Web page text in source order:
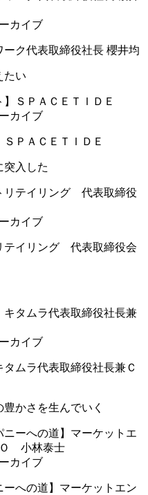
カイブ
ーク代表取締役社長 櫻井均
たい
カイブ
ＳＰＡＣＥＴＩＤＥ
突入した
カイブ
テイリング 代表取締役会
カイブ
タムラ代表取締役社長兼Ｃ
かさを生んでいく
カイブ
ーへの道】マーケットエン